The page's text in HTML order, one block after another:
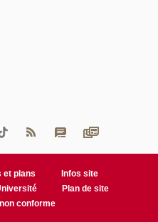
et plans
Infos site
Plan de site
conforme